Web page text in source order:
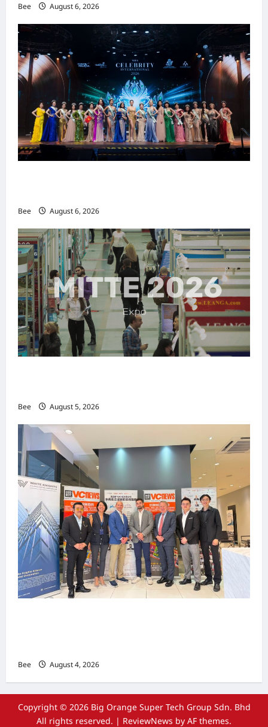
Bee August 6, 2026
Bee August 6, 2026
Bee August 5, 2026
Bee August 4, 2026
Copyright © 2026 Big Orange Super Tech Group Sdn. Bhd
All rights reserved. | ReviewNews by AF themes.